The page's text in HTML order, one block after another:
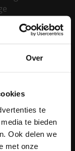
Over
te
te bieden
Ook delen we
met onze
een
brengen